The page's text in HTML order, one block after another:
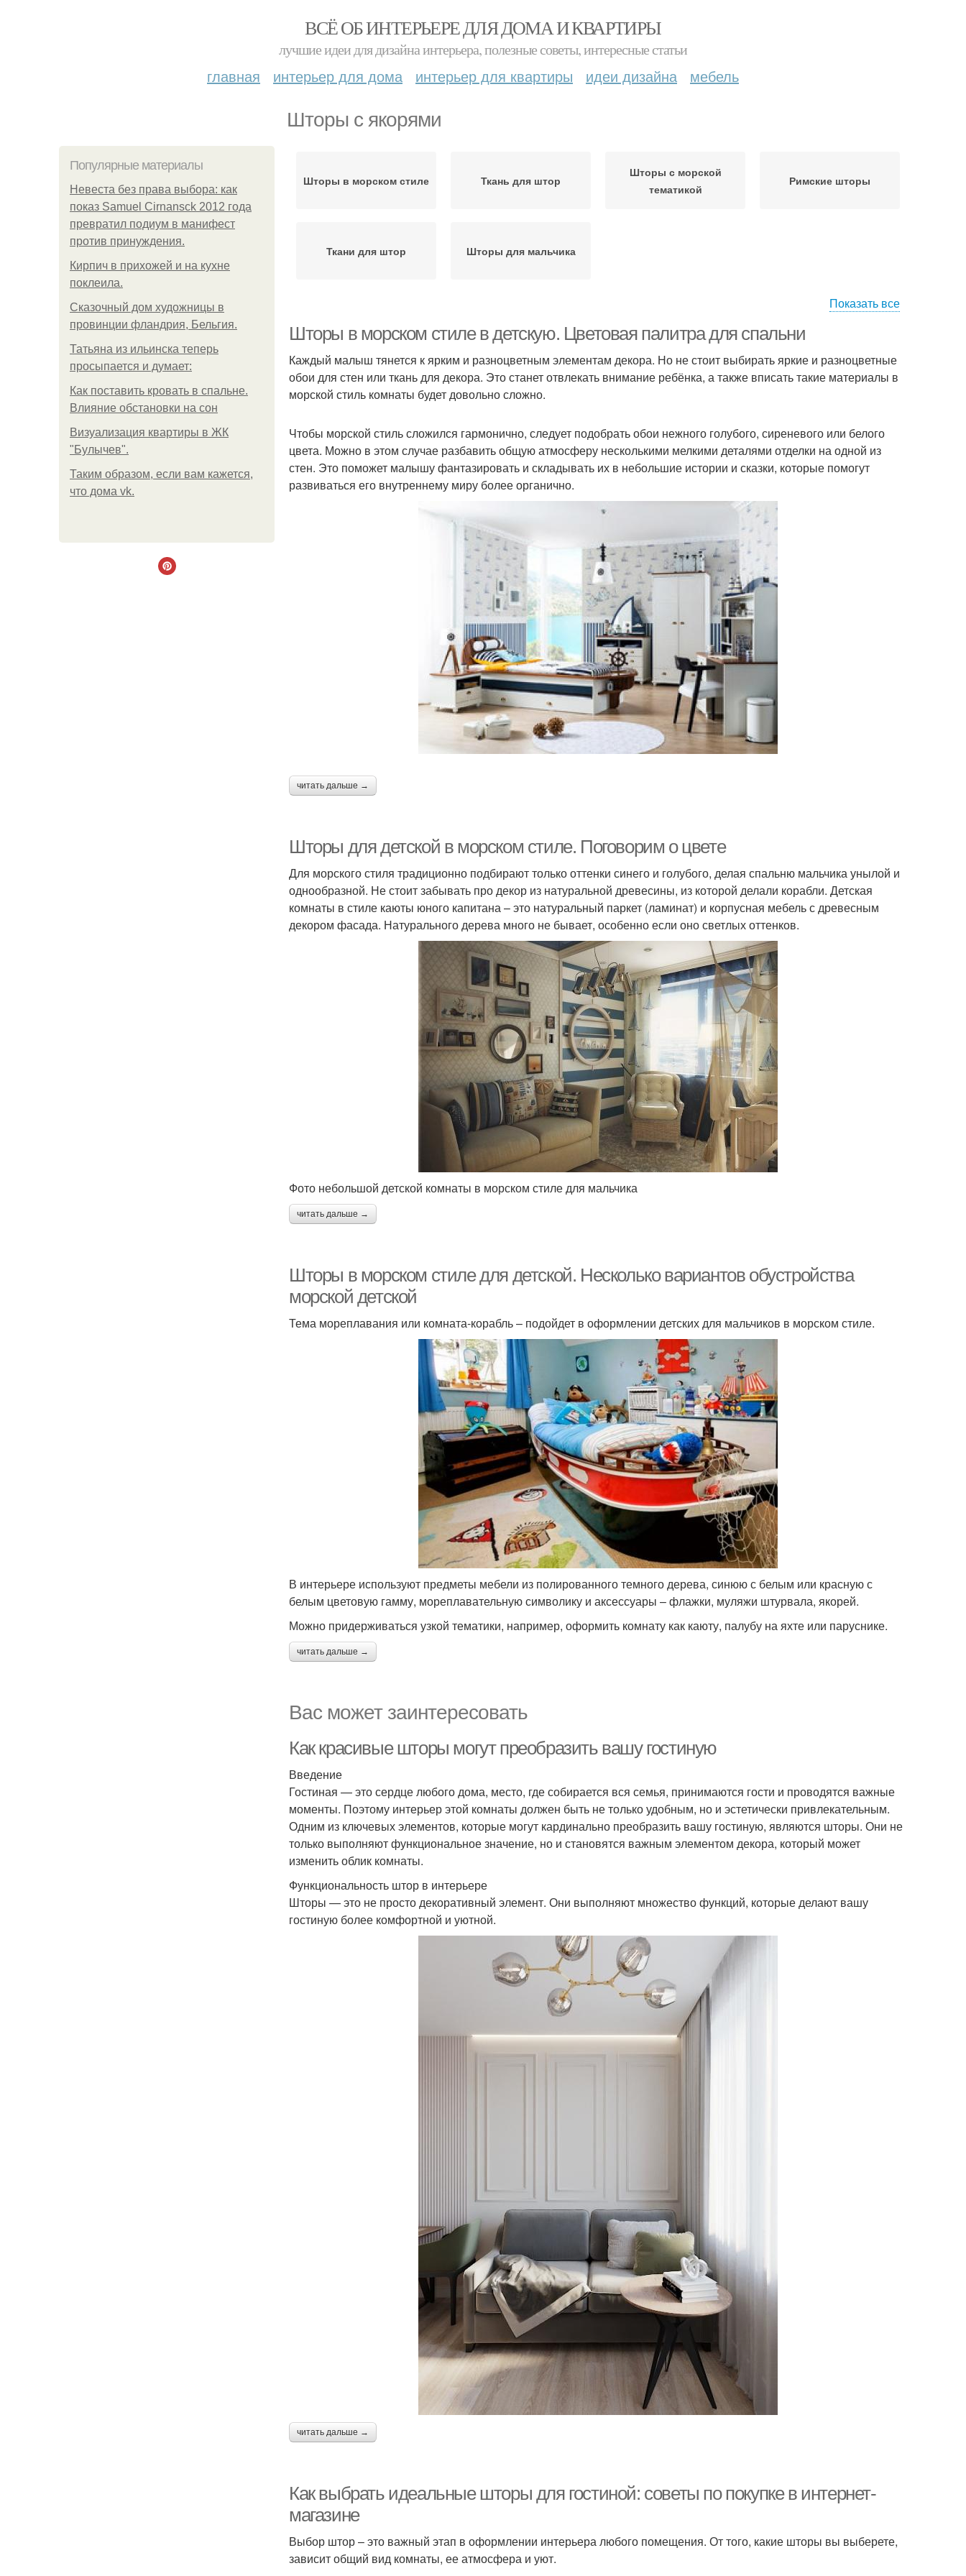
ВСЁ ОБ ИНТЕРЬЕРЕ ДЛЯ ДОМА И КВАРТИРЫ
лучшие идеи для дизайна интерьера, полезные советы, интересные статьи
главная интерьер для дома интерьер для квартиры идеи дизайна мебель
Шторы с якорями
Популярные материалы
Невеста без права выбора: как
показ Samuel Cirnansck 2012 года
превратил подиум в манифест
против принуждения.
Кирпич в прихожей и на кухне
поклеила.
Сказочный дом художницы в
провинции фландрия, Бельгия.
Татьяна из ильинска теперь
просыпается и думает:
Как поставить кровать в спальне.
Влияние обстановки на сон
Визуализация квартиры в ЖК
"Булычев".
Таким образом, если вам кажется,
что дома vk.
Шторы в морском стиле Ткань для штор
Шторы с морской
тематикой
Римские шторы
Ткани для штор Шторы для мальчика
Показать все
Шторы в морском стиле в детскую. Цветовая палитра для спальни
Каждый малыш тянется к ярким и разноцветным элементам декора. Но не стоит выбирать яркие и разноцветные
обои для стен или ткань для декора. Это станет отвлекать внимание ребёнка, а также вписать такие материалы в
морской стиль комнаты будет довольно сложно.
Чтобы морской стиль сложился гармонично, следует подобрать обои нежного голубого, сиреневого или белого
цвета. Можно в этом случае разбавить общую атмосферу несколькими мелкими деталями отделки на одной из
стен. Это поможет малышу фантазировать и складывать их в небольшие истории и сказки, которые помогут
развиваться его внутреннему миру более органично.
читать дальше →
Шторы для детской в морском стиле. Поговорим о цвете
Для морского стиля традиционно подбирают только оттенки синего и голубого, делая спальню мальчика унылой и
однообразной. Не стоит забывать про декор из натуральной древесины, из которой делали корабли. Детская
комнаты в стиле каюты юного капитана – это натуральный паркет (ламинат) и корпусная мебель с древесным
декором фасада. Натурального дерева много не бывает, особенно если оно светлых оттенков.
Фото небольшой детской комнаты в морском стиле для мальчика
читать дальше →
Шторы в морском стиле для детской. Несколько вариантов обустройства
морской детской
Тема мореплавания или комната-корабль – подойдет в оформлении детских для мальчиков в морском стиле.
В интерьере используют предметы мебели из полированного темного дерева, синюю с белым или красную с
белым цветовую гамму, мореплавательную символику и аксессуары – флажки, муляжи штурвала, якорей.
Можно придерживаться узкой тематики, например, оформить комнату как каюту, палубу на яхте или паруснике.
читать дальше →
Вас может заинтересовать
Как красивые шторы могут преобразить вашу гостиную
Введение
Гостиная — это сердце любого дома, место, где собирается вся семья, принимаются гости и проводятся важные
моменты. Поэтому интерьер этой комнаты должен быть не только удобным, но и эстетически привлекательным.
Одним из ключевых элементов, которые могут кардинально преобразить вашу гостиную, являются шторы. Они не
только выполняют функциональное значение, но и становятся важным элементом декора, который может
изменить облик комнаты.
Функциональность штор в интерьере
Шторы — это не просто декоративный элемент. Они выполняют множество функций, которые делают вашу
гостиную более комфортной и уютной.
читать дальше →
Как выбрать идеальные шторы для гостиной: советы по покупке в интернет-
магазине
Выбор штор – это важный этап в оформлении интерьера любого помещения. От того, какие шторы вы выберете,
зависит общий вид комнаты, ее атмосфера и уют.